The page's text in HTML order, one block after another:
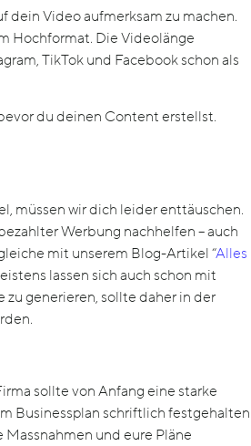
dein Video aufmerksam zu machen.
Hochformat. Die Videolänge
TikTok und Facebook schon als
du deinen Content erstellst.
müssen wir dich leider enttäuschen.
Werbung nachhelfen – auch
mit unserem Blog-Artikel “Alles
lassen sich auch schon mit
generieren, sollte daher in der
sollte von Anfang eine starke
Businessplan schriftlich festgehalten
Massnahmen und eure Pläne